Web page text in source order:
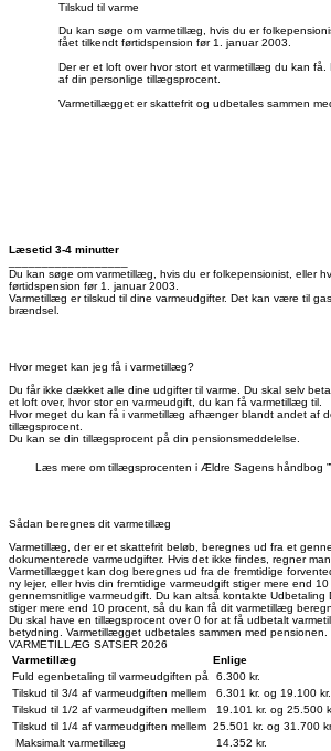
Tilskud til varme
Du kan søge om varmetillæg, hvis du er
fået tilkendt førtidspension før 1. januar 2003.
Der er et loft over hvor stort et varmetillæg du kan
af din personlige tillægsprocent.
Varmetillægget er skattefrit og udbetales sammen
Læsetid 3-4 minutter
Du kan søge om varmetillæg, hvis du er folkepensionist, eller
førtidspension før 1. januar 2003.
Varmetillæg er tilskud til dine varmeudgifter. Det kan være til
brændsel.
Hvor meget kan jeg få i varmetillæg?
Du får ikke dækket alle dine udgifter til varme. Du skal selv
et loft over, hvor stor en varmeudgift, du kan få varmetillæg til.
Hvor meget du kan få i varmetillæg afhænger blandt andet af
tillægsprocent.
Du kan se din tillægsprocent på din pensionsmeddelelse.
Læs mere om tillægsprocenten i Ældre Sagens håndbog
Sådan beregnes dit varmetillæg
Varmetillæg, der er et skattefrit beløb, beregnes ud fra et
dokumenterede varmeudgifter. Hvis det ikke findes, regner
Varmetillægget kan dog beregnes ud fra de fremtidige
ny lejer, eller hvis din fremtidige varmeudgift stiger mere end
gennemsnitlige varmeudgift. Du kan altså kontakte Udbetaling
stiger mere end 10 procent, så du kan få dit varmetillæg
Du skal have en tillægsprocent over 0 for at få udbetalt
betydning. Varmetillægget udbetales sammen med pensionen.
VARMETILLÆG SATSER 2026
Varmetillæg
Enlige
Fuld egenbetaling til varmeudgiften på
6.300 kr.
Tilskud til 3/4 af varmeudgiften mellem
6.301 kr. og 19.100 kr.
Tilskud til 1/2 af varmeudgiften mellem
19.101 kr. og 25.500
Tilskud til 1/4 af varmeudgiften mellem 25.501 kr. og 31.700
Maksimalt varmetillæg
14.352 kr.